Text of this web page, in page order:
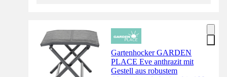
Gartenhocker GARDEN
PLACE Eve anthrazit mit
Gestell aus robustem